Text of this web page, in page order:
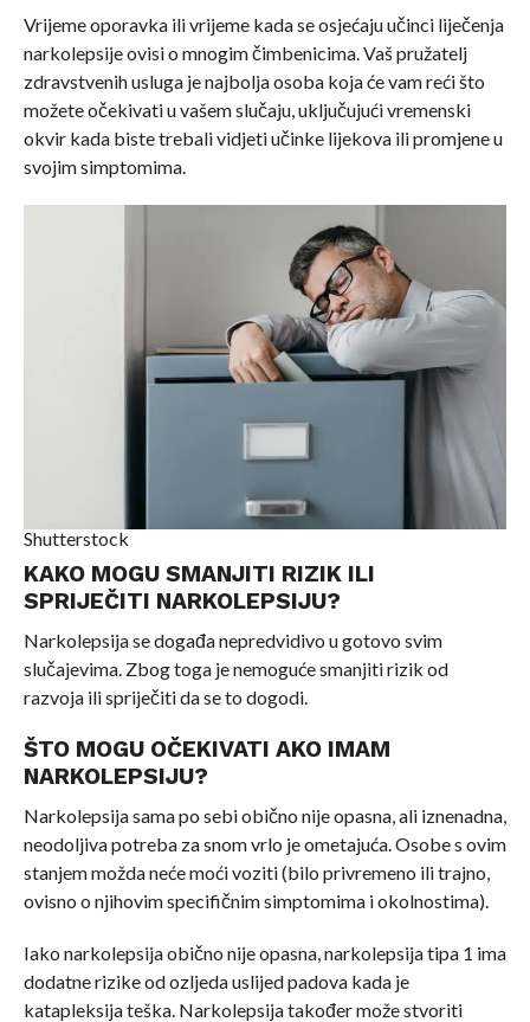
Vrijeme oporavka ili vrijeme kada se osjećaju učinci liječenja
narkolepsije ovisi o mnogim čimbenicima. Vaš pružatelj
zdravstvenih usluga je najbolja osoba koja će vam reći što
možete očekivati u vašem slučaju, uključujući vremenski
okvir kada biste trebali vidjeti učinke lijekova ili promjene u
svojim simptomima.
Shutterstock
KAKO MOGU SMANJITI RIZIK ILI
SPRIJEČITI NARKOLEPSIJU?
Narkolepsija se događa nepredvidivo u gotovo svim
slučajevima. Zbog toga je nemoguće smanjiti rizik od
razvoja ili spriječiti da se to dogodi.
ŠTO MOGU OČEKIVATI AKO IMAM
NARKOLEPSIJU?
Narkolepsija sama po sebi obično nije opasna, ali iznenadna,
neodoljiva potreba za snom vrlo je ometajuća. Osobe s ovim
stanjem možda neće moći voziti (bilo privremeno ili trajno,
ovisno o njihovim specifičnim simptomima i okolnostima).
Iako narkolepsija obično nije opasna, narkolepsija tipa 1 ima
dodatne rizike od ozljeda uslijed padova kada je
katapleksija teška. Narkolepsija također može stvoriti